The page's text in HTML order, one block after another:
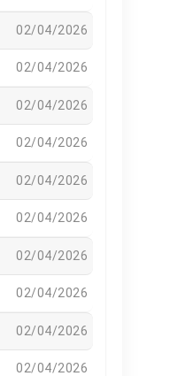
02/04/2026
02/04/2026
02/04/2026
02/04/2026
02/04/2026
02/04/2026
02/04/2026
02/04/2026
02/04/2026
02/04/2026